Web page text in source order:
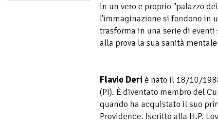
in un vero e proprio "palazzo
l'immaginazione si fondono in
trasforma in una serie di
alla prova la sua sanità
Flavio Deri è nato il 18/10/
(PI). È diventato membro del
quando ha acquistato il suo
Providence. Iscritto alla H.P.